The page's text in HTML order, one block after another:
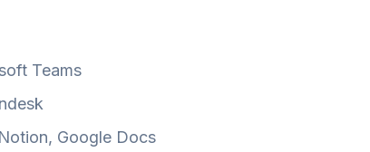
Teams
Google Docs